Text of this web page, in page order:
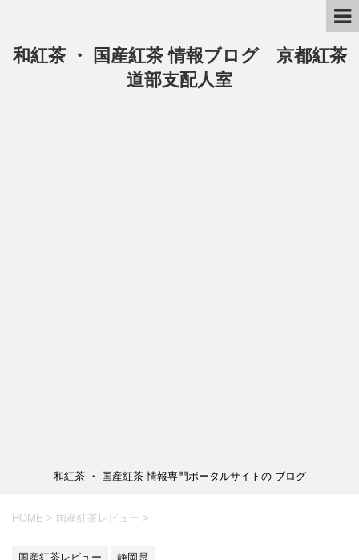
和紅茶 ・ 国産紅茶 情報ブログ 京都紅茶
道部支配人室
和紅茶 ・ 国産紅茶 情報専門ポータルサイトの ブログ
HOME > 国産紅茶レビュー >
国産紅茶レビュー 静岡県